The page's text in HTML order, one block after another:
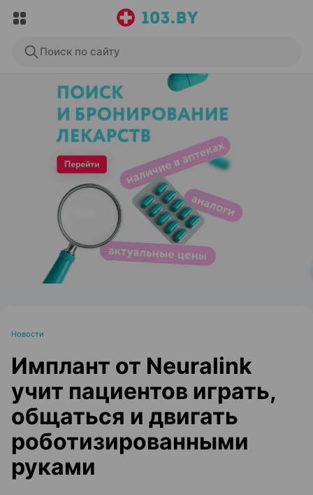
Поиск по сайту
ЭФФЕКТИВНАЯ РЕКЛАМА НА САЙТЕ
Новости
Имплант от Neuralink
учит пациентов играть,
общаться и двигать
роботизированными
руками